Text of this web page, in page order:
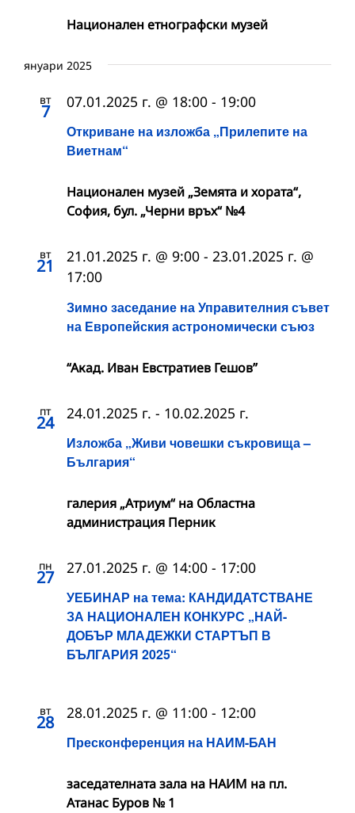
Национален етнографски музей
януари 2025
вт
7
Откриване на изложба „Прилепите на
Виетнам“
07.01.2025 г. @ 18:00 - 19:00
Национален музей „Земята и хората“,
София, бул. „Черни връх“ №4
вт
21
Зимно заседание на Управителния съвет
на Европейския астрономически съюз
21.01.2025 г. @ 9:00 - 23.01.2025 г. @
17:00
“Акад. Иван Евстратиев Гешов”
пт
24
Изложба „Живи човешки съкровища –
България“
24.01.2025 г. - 10.02.2025 г.
галерия „Атриум“ на Областна
администрация Перник
пн
27
УЕБИНАР на тема: КАНДИДАТСТВАНЕ
ЗА НАЦИОНАЛЕН КОНКУРС „НАЙ-
ДОБЪР МЛАДЕЖКИ СТАРТЪП В
БЪЛГАРИЯ 2025“
27.01.2025 г. @ 14:00 - 17:00
вт
28
Пресконференция на НАИМ-БАН
28.01.2025 г. @ 11:00 - 12:00
заседателната зала на НАИМ на пл.
Атанас Буров № 1